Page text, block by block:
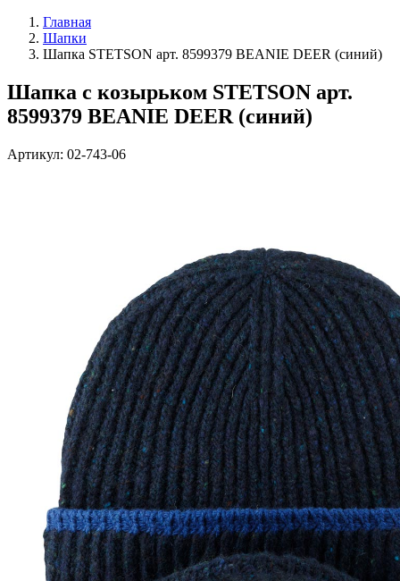
Главная
Шапки
Шапка STETSON арт. 8599379 BEANIE DEER (синий)
Шапка с козырьком STETSON арт.
8599379 BEANIE DEER (синий)
Артикул: 02-743-06